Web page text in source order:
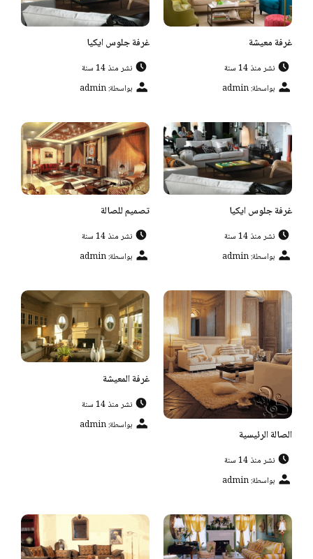
غرفة معيشة
نشر منذ 14 سنة
بواسطة: admin
غرفة جلوس ايكيا
نشر منذ 14 سنة
بواسطة: admin
غرفة جلوس ايكيا
نشر منذ 14 سنة
بواسطة: admin
تصميم للصالة
نشر منذ 14 سنة
بواسطة: admin
الصالة الرئيسية
نشر منذ 14 سنة
بواسطة: admin
غرفة المعيشة
نشر منذ 14 سنة
بواسطة: admin